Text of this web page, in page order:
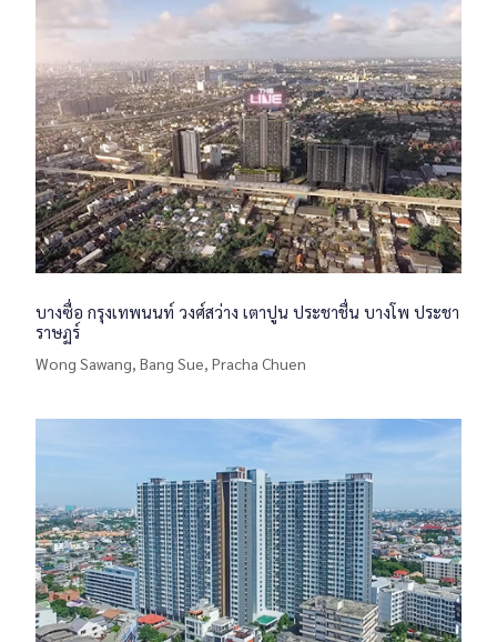
บางซื่อ กรุงเทพนนท์ วงศ์สว่าง เตาปูน ประชาชื่น บางโพ ประชา
ราษฏร์
Wong Sawang, Bang Sue, Pracha Chuen